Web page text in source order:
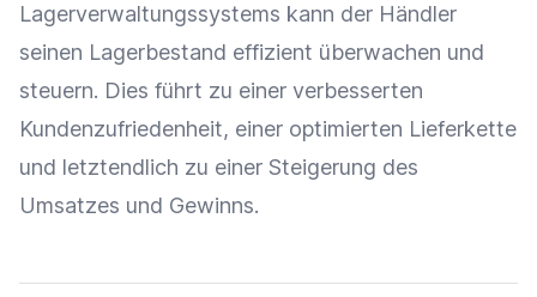
Lagerverwaltungssystems kann der Händler
seinen Lagerbestand effizient überwachen und
steuern. Dies führt zu einer verbesserten
Kundenzufriedenheit, einer optimierten Lieferkette
und letztendlich zu einer Steigerung des
Umsatzes und Gewinns.